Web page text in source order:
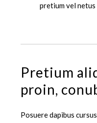
pretium vel
Pretium
proin,
Posuere dapibus